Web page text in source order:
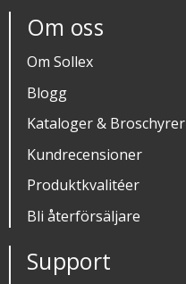
Om oss
Om Sollex
Blogg
Kataloger & Broschyrer
Kundrecensioner
Produktkvalitéer
Bli återförsäljare
Support